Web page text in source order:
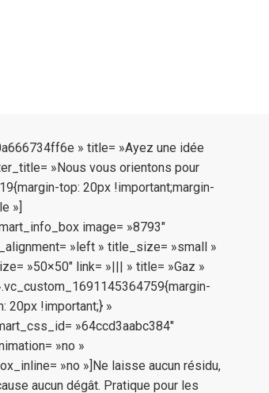
» title= »Ayez une idée
»Nous vous orientons pour
top: 20px !important;margin-
»]
image= »8793″
»left » title_size= »small »
»50×50″ link= »||| » title= »Gaz »
20px !important;} »
»64ccd3aabc384″
»no »
»no »]Ne laisse aucun résidu,
aucun dégât. Pratique pour les